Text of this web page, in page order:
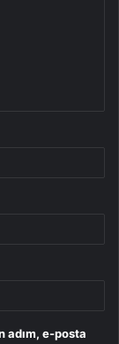
adım, e-posta